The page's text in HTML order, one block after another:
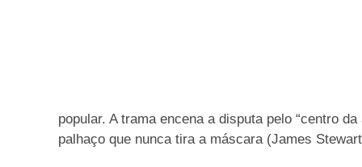
popular. A trama encena a disputa pelo “centro
palhaço que nunca tira a máscara (James